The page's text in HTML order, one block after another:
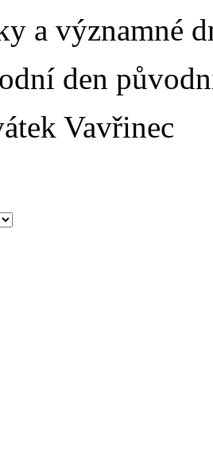
a významné
den
Vavřinec